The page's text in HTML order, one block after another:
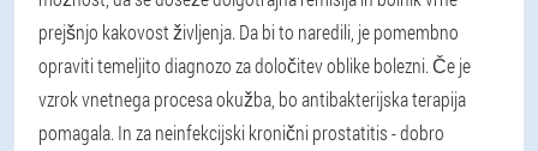
prejšnjo kakovost življenja. Da bi to naredili, je pomembno
opraviti temeljito diagnozo za določitev oblike bolezni. Če je
vzrok vnetnega procesa okužba, bo antibakterijska terapija
pomagala. In za neinfekcijski kronični prostatitis - dobro